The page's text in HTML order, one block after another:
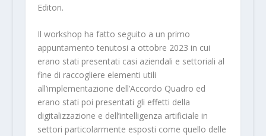
Editori.
Il workshop ha fatto seguito a un primo
appuntamento tenutosi a ottobre 2023 in cui
erano stati presentati casi aziendali e settoriali al
fine di raccogliere elementi utili
all’implementazione dell’Accordo Quadro ed
erano stati poi presentati gli effetti della
digitalizzazione e dell’intelligenza artificiale in
settori particolarmente esposti come quello delle